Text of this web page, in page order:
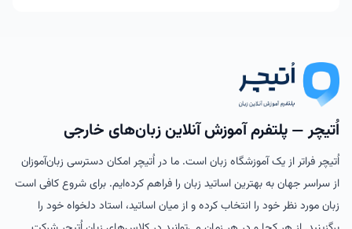
اُتیچر — پلتفرم آموزش آنلاین زبان‌های خارجی
اُتیچر فراتر از یک آموزشگاه زبان است. ما در اُتیچر امکان دسترسی زبان‌آموزان
از سراسر جهان به بهترین اساتید زبان را فراهم کرده‌ایم. برای شروع کافی است
زبان مورد نظر خود را انتخاب کرده و از میان اساتید، استاد دلخواه خود را